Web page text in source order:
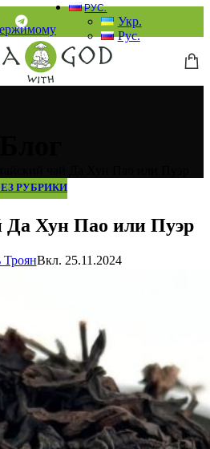
РУС.
Укр.
Рус.
РУБРИКИ
Да Хун Пао или Пуэр
Вкл. 25.11.2024